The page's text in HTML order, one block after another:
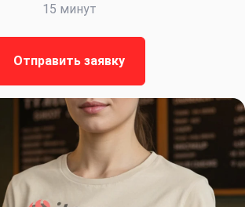
15 минут
Отправить заявку